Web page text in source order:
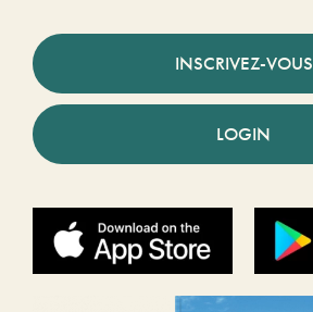
INSCRIVEZ-VOUS
LOGIN